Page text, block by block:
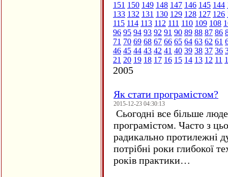
151 150 149 148 147 146 145 144
133 132 131 130 129 128 127 126
115 114 113 112 111 110 109 108
96 95 94 93 92 91 90 89 88 87 86
71 70 69 68 67 66 65 64 63 62 61
46 45 44 43 42 41 40 39 38 37 36
21 20 19 18 17 16 15 14 13 12 11
2005
Як стати програмістом?
2015-12-23 04:30:13
Сьогодні все більше
програмістом. Часто з
радикально протилежні
потрібні роки глибокої
років практики…